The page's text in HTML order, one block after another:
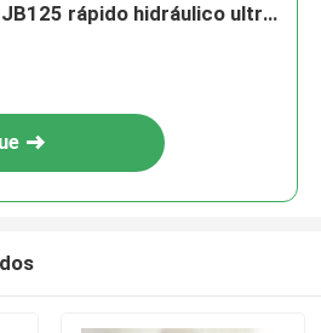
rápido hidráulico ultra